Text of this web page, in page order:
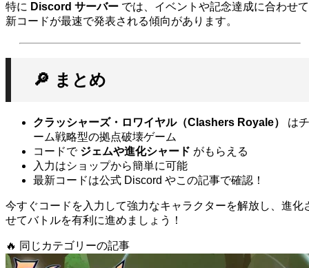
特に Discord サーバー では、イベントや記念達成に合わせて
新コードが最速で発表される傾向があります。
🔎 まとめ
クラッシャーズ・ロワイヤル（Clashers Royale）
はチ
ーム戦略型の拠点破壊ゲーム
コードで ジェムや進化シャード がもらえる
入力はショップから簡単に可能
最新コードは公式 Discord やこの記事で確認！
今すぐコードを入力して強力なキャラクターを解放し、進化
せてバトルを有利に進めましょう！
🔥 同じカテゴリーの記事